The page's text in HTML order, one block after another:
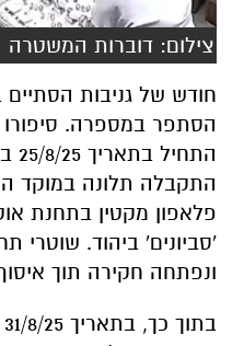
הסתפר במספרה. סיפורו
פלאפון מקטין בתחנת
'סביונים' ביהוד. שוטרי
ונפתחה חקירה תוך
המשטרה על חשוד שגנב
קרית אונו ונמלט
למעצר החשוד, תוך